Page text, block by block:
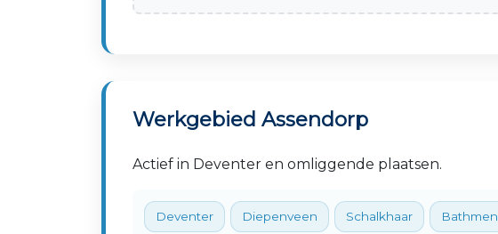
Werkgebied Assendorp
Actief in Deventer en omliggende plaatsen.
Deventer Diepenveen Schalkhaar Bathmen